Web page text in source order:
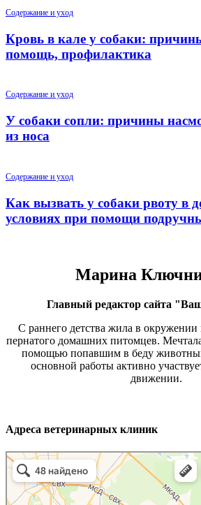
Содержание и уход
Кровь в кале у собаки:
помощь, профилактика
Содержание и уход
У собаки сопли: причины
из носа
Содержание и уход
Как вызвать у собаки рвоту в
условиях при помощи
Марина
Главный редактор сайта
С раннего детства жила в
пернатого домашних питомцев.
помощью попавшим в беду
основной работы активно
движении.
Адреса ветеринарных клиник